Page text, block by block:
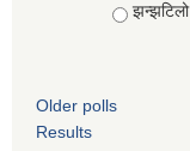
झन्झटिलो
Older polls
Results